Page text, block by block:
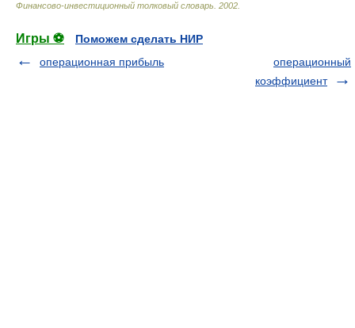
Финансово-инвестиционный толковый словарь 2002
Игры ⚽
Поможем сделать НИР
операционная прибыль
операционный
коэффициент